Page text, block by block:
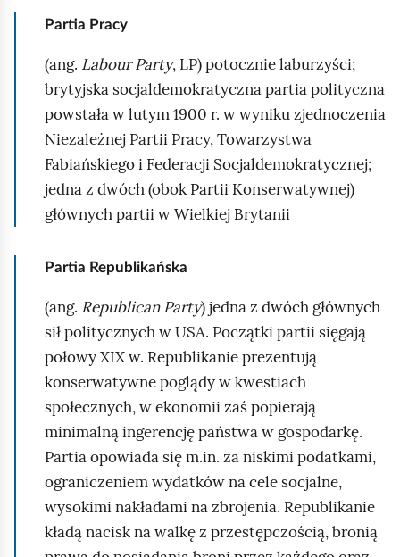
Partia Pracy
(ang. Labour Party, LP) potocznie laburzyści;
brytyjska socjaldemokratyczna partia polityczna
powstała w lutym 1900 r. w wyniku zjednoczenia
Niezależnej Partii Pracy, Towarzystwa
Fabiańskiego i Federacji Socjaldemokratycznej;
jedna z dwóch (obok Partii Konserwatywnej)
głównych partii w Wielkiej Brytanii
Partia Republikańska
(ang. Republican Party) jedna z dwóch głównych
sił politycznych w USA. Początki partii sięgają
połowy XIX w. Republikanie prezentują
konserwatywne poglądy w kwestiach
społecznych, w ekonomii zaś popierają
minimalną ingerencję państwa w gospodarkę.
Partia opowiada się m.in. za niskimi podatkami,
ograniczeniem wydatków na cele socjalne,
wysokimi nakładami na zbrojenia. Republikanie
kładą nacisk na walkę z przestępczością, bronią